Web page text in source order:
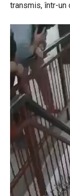
transmis, într-un
P
y
e
i